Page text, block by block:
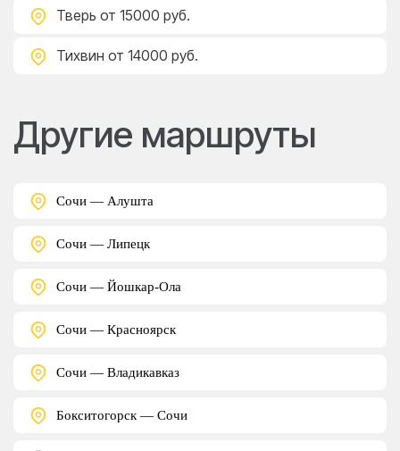
Тверь от 15000 руб.
Тихвин от 14000 руб.
Другие маршруты
Сочи — Алушта
Сочи — Липецк
Сочи — Йошкар-Ола
Сочи — Красноярск
Сочи — Владикавказ
Бокситогорск — Сочи